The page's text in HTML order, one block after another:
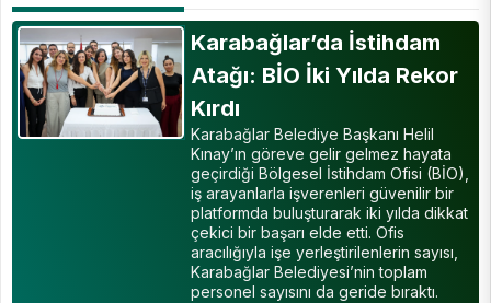
Karabağlar’da İstihdam
Atağı: BİO İki Yılda Rekor
Kırdı
Karabağlar Belediye Başkanı Helil
Kınay’ın göreve gelir gelmez hayata
geçirdiği Bölgesel İstihdam Ofisi (BİO),
iş arayanlarla işverenleri güvenilir bir
platformda buluşturarak iki yılda dikkat
çekici bir başarı elde etti. Ofis
aracılığıyla işe yerleştirilenlerin sayısı,
Karabağlar Belediyesi’nin toplam
personel sayısını da geride bıraktı.